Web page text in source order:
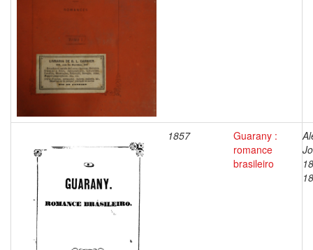
1857
Guarany :
romance
brasileiro